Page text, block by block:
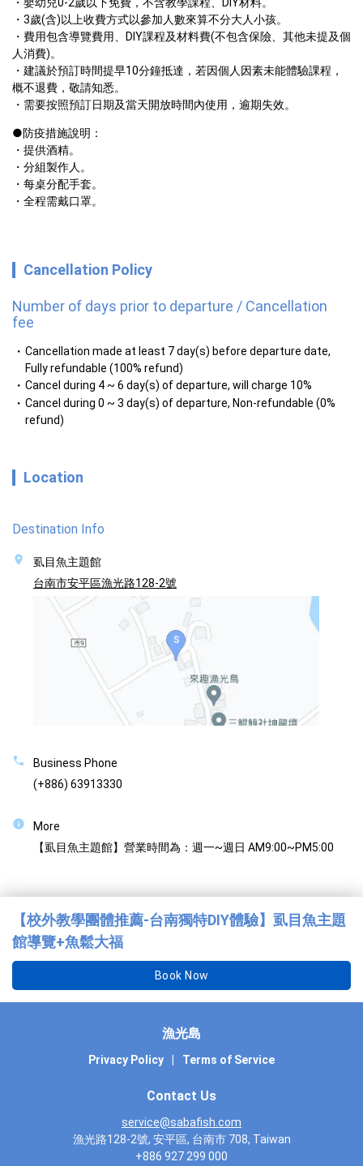
・嬰幼兒0-2歲以下免費，不含教學課程、DIY材料。
・3歲(含)以上收費方式以參加人數來算不分大人小孩。
・費用包含導覽費用、DIY課程及材料費(不包含保險、其他未提及個
人消費)。
・建議於預訂時間提早10分鐘抵達，若因個人因素未能體驗課程，
概不退費，敬請知悉。
・需要按照預訂日期及當天開放時間內使用，逾期失效。
●防疫措施說明：
・提供酒精。
・分組製作人。
・每桌分配手套。
・全程需戴口罩。
Cancellation Policy
Number of days prior to departure / Cancellation
fee
Cancellation made at least 7 day(s) before departure date,
Fully refundable (100% refund)
Cancel during 4 ~ 6 day(s) of departure, will charge 10%
Cancel during 0 ~ 3 day(s) of departure, Non-refundable (0%
refund)
Location
Destination Info
虱目魚主題館
台南市安平區漁光路128-2號
Business Phone
(+886) 63913330
More
【虱目魚主題館】營業時間為：週一~週日 AM9:00~PM5:00
【校外教學團體推薦-台南獨特DIY體驗】虱目魚主題
館導覽+魚鬆大福
Book Now
漁光島
Privacy Policy Terms of Service
Contact Us
service@sabafish.com
漁光路128-2號, 安平區, 台南市 708, Taiwan
+886 927 299 000